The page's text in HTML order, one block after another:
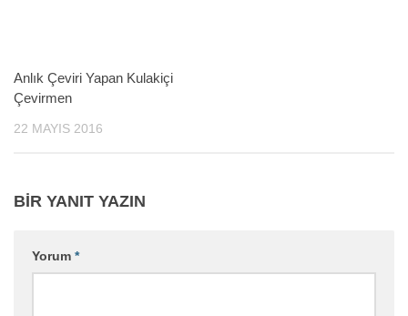
Anlık Çeviri Yapan Kulakiçi
Çevirmen
22 MAYIS 2016
BIR YANIT YAZIN
Yorum *